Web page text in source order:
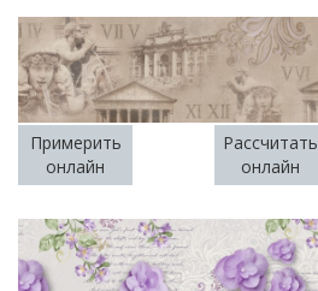
Примерить
онлайн
Рассчитать
онлайн